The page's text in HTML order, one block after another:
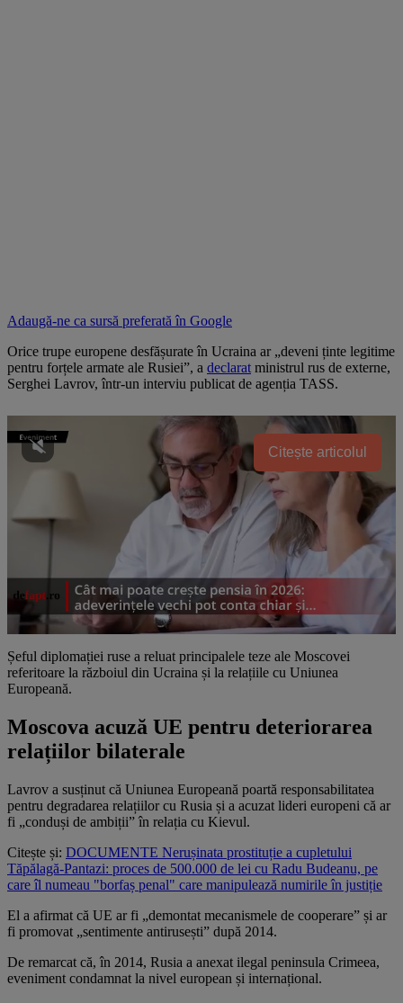
Adaugă-ne ca sursă preferată în Google
Orice trupe europene desfășurate în Ucraina ar „deveni ținte legitime
pentru forțele armate ale Rusiei”, a declarat ministrul rus de externe,
Serghei Lavrov, într-un interviu publicat de agenția TASS.
Citește articolul
Șeful diplomației ruse a reluat principalele teze ale Moscovei
referitoare la războiul din Ucraina și la relațiile cu Uniunea
Europeană.
Moscova acuză UE pentru deteriorarea
relațiilor bilaterale
Lavrov a susținut că Uniunea Europeană poartă responsabilitatea
pentru degradarea relațiilor cu Rusia și a acuzat lideri europeni că ar
fi „conduși de ambiții” în relația cu Kievul.
Citește și: DOCUMENTE Nerușinata prostituție a cupletului
Tăpălagă-Pantazi: proces de 500.000 de lei cu Radu Budeanu, pe
care îl numeau "borfaș penal" care manipulează numirile în justiție
El a afirmat că UE ar fi „demontat mecanismele de cooperare” și ar
fi promovat „sentimente antirusești” după 2014.
De remarcat că, în 2014, Rusia a anexat ilegal peninsula Crimeea,
eveniment condamnat la nivel european și internațional.